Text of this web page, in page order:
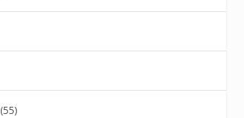
(55)